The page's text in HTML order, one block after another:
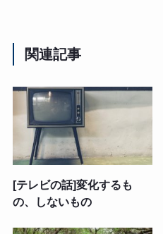
関連記事
[テレビの話]変化するも
の、しないもの